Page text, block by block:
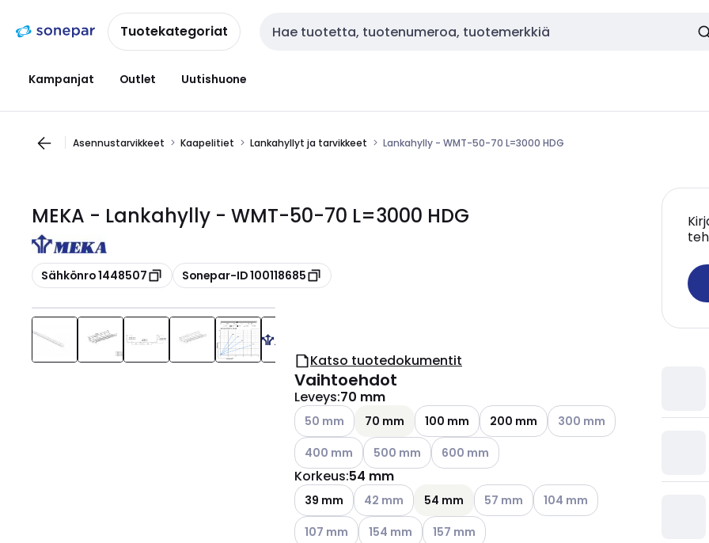
navigointiinsisältöönTuotekategoriat Haku
Kampanjat Outlet Uutishuone
Asennustarvikkeet Kaapelitiet Lankahyllyt ja tarvikkeet Lankahylly - WMT-50-70 L=3000 HDG
MEKA - Lankahylly - WMT-50-70 L=3000 HDG
Kopioi
Sähkönro 1448507 Kopioi
Sonepar-ID 100118685
Katso tuotedokumentit
Vaihtoehdot
Leveys:70 mm
Katso käytettävissä olevat vaihtoehdot
50 mm 70 mm 100 mm 200 mm Katso käytettävissä olevat
300 mm
Katso käytettävissä olevat vaihtoehdot
400 mm Katso käytettävissä olevat vaihtoehdot
500 mm Katso käytettävissä olevat vaihtoehdot
600 mm
Korkeus:54 mm
39 mm Katso käytettävissä olevat vaihtoehdot
42 mm 54 mm Katso käytettävissä olevat vaihtoehdot
57 mm Katso käytettävissä olevat
104 mm
Katso käytettävissä olevat vaihtoehdot
107 mm Katso käytettävissä olevat vaihtoehdot
154 mm Katso käytettävissä olevat vaihtoehdot
157 mm